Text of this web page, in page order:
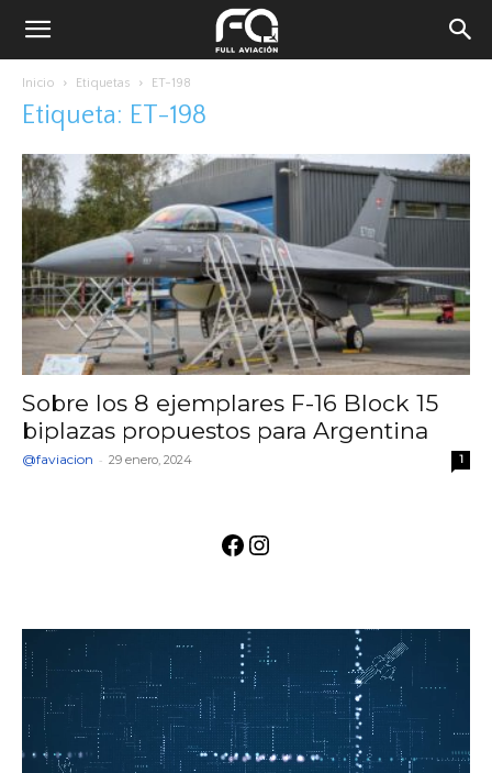
Inicio Etiquetas ET-198
Etiqueta: ET-198
Sobre los 8 ejemplares F-16 Block 15
biplazas propuestos para Argentina
@faviacion - 29 enero, 2024 1
Facebook
Instagram